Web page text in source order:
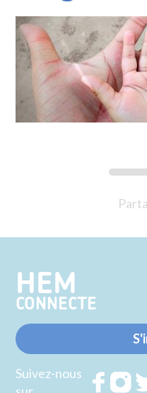
HEM
CONNECTE
Suivez-nous